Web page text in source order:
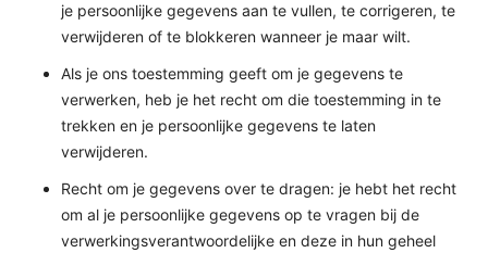
je persoonlijke gegevens aan te vullen, te corrigeren, te
verwijderen of te blokkeren wanneer je maar wilt.
Als je ons toestemming geeft om je gegevens te
verwerken, heb je het recht om die toestemming in te
trekken en je persoonlijke gegevens te laten
verwijderen.
Recht om je gegevens over te dragen: je hebt het recht
om al je persoonlijke gegevens op te vragen bij de
verwerkingsverantwoordelijke en deze in hun geheel